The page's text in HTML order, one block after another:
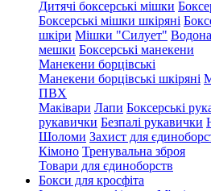
Дитячі боксерські мішки
Боксерські мішки шкіряні
шкіри Мішки "Силует"
мешки Боксерські манекени
Манекени борцівські
Манекени борцівські шкіряні
ПВХ
Маківари Лапи Боксерські
рукавички Безпалі рукавички
Шоломи Захист для
Кімоно Тренувальна зброя
Товари для єдиноборств
Бокси для кросфіта